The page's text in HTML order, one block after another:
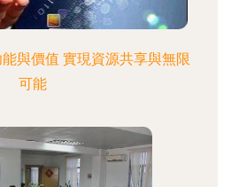
與價值 實現資源共享與無限
可能